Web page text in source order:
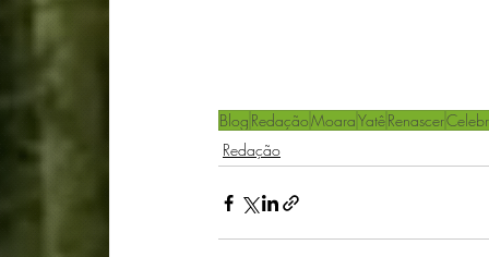
Blog RedaçãoMoaraYatêRenascer
Redação